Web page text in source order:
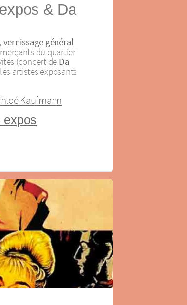
& Da
vernissage général
du quartier
(concert de Da
artistes exposants
Kaufmann
expos